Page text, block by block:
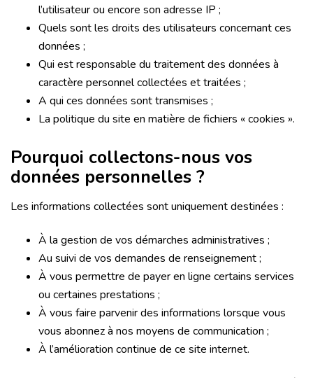
l’utilisateur ou encore son adresse IP ;
Quels sont les droits des utilisateurs concernant ces
données ;
Qui est responsable du traitement des données à
caractère personnel collectées et traitées ;
A qui ces données sont transmises ;
La politique du site en matière de fichiers « cookies ».
Pourquoi collectons-nous vos
données personnelles ?
Les informations collectées sont uniquement destinées :
À la gestion de vos démarches administratives ;
Au suivi de vos demandes de renseignement ;
À vous permettre de payer en ligne certains services
ou certaines prestations ;
À vous faire parvenir des informations lorsque vous
vous abonnez à nos moyens de communication ;
À l’amélioration continue de ce site internet.